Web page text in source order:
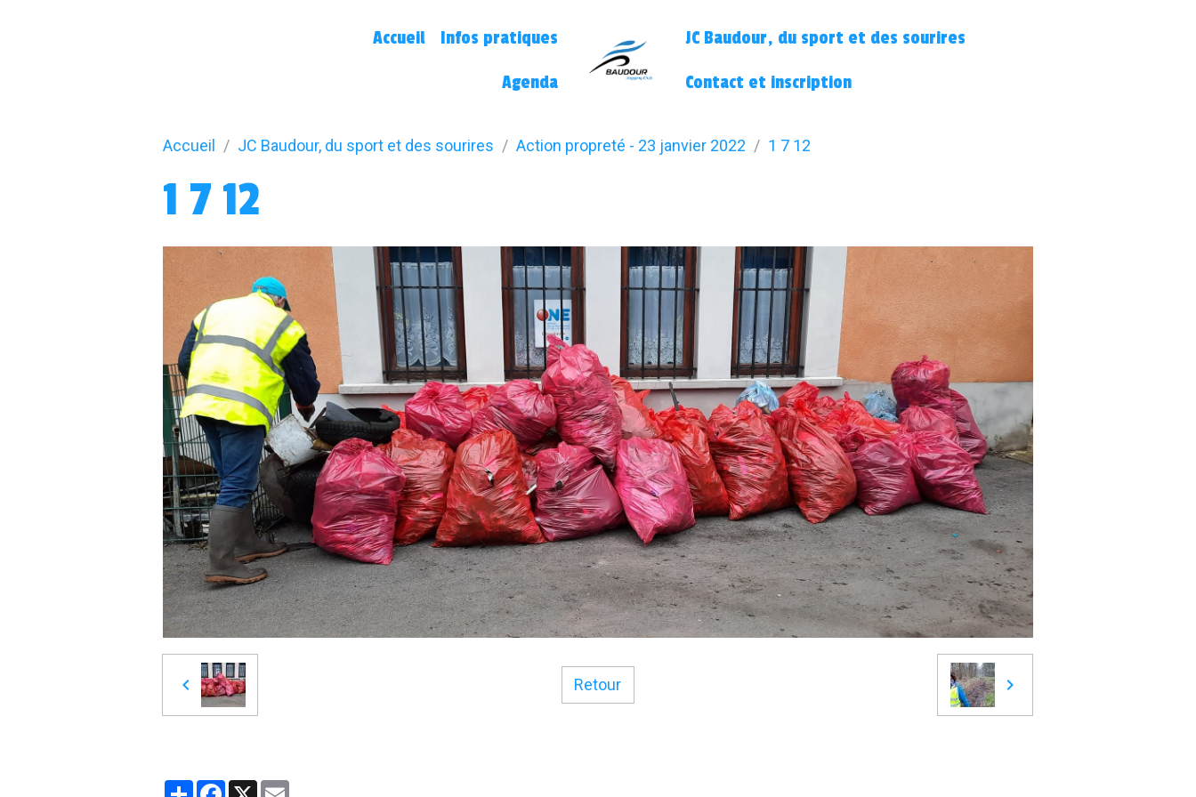
Accueil Infos pratiques
Agenda
JC Baudour, du sport et des sourires
Contact et inscription
Accueil JC Baudour, du sport et des sourires Action propreté - 23 janvier 2022 1 7 12
1 7 12
Retour
PartagerFacebook
X